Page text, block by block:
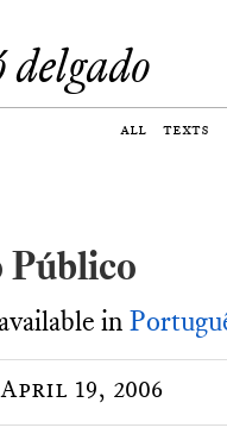
all texts
in
April 19, 2006